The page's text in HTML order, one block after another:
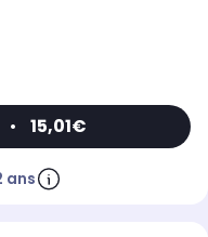
• 15,01€
ans